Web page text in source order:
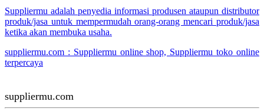
Suppliermu adalah penyedia informasi produsen ataupun distributor
produk/jasa untuk mempermudah orang-orang mencari produk/jasa
ketika akan membuka usaha.
suppliermu.com : Suppliermu online shop, Suppliermu toko online
terpercaya
suppliermu.com